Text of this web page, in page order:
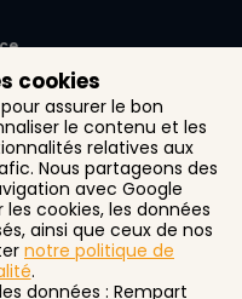
cookies
assurer le bon
le contenu et les
relatives aux
Nous partageons des
avec Google
les cookies, les données
ainsi que ceux de nos
notre politique de
.
données : Rempart